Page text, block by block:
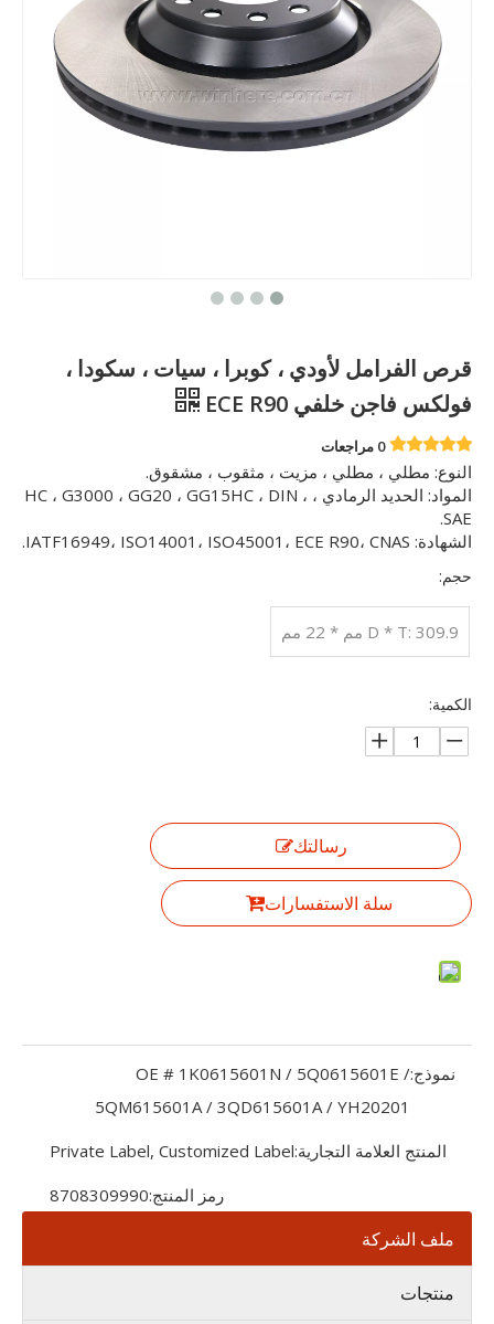
قرص الفرامل لأودي ، كوبرا ، سيات ، سكودا ،
فولكس فاجن خلفي ECE R90
0 مراجعات
النوع: مطلي ، مطلي ، مزيت ، مثقوب ، مشقوق.
المواد: الحديد الرمادي ، HC ، G3000 ، GG20 ، GG15HC ، DIN ،
SAE.
الشهادة: IATF16949، ISO14001، ISO45001، ECE R90، CNAS.
حجم:
D * T: 309.9 مم * 22 مم
الكمية:
رسالتك
سلة الاستفسارات
نموذج:OE # 1K0615601N / 5Q0615601E /
5QM615601A / 3QD615601A / YH20201
المنتج العلامة التجارية:Private Label, Customized Label
رمز المنتج:8708309990
ملف الشركة
منتجات